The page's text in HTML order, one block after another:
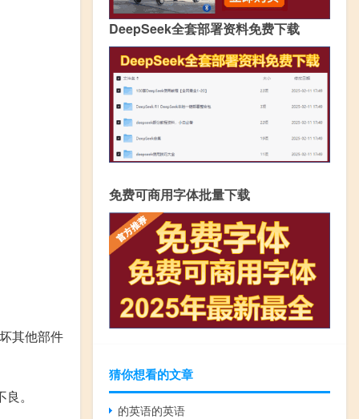
其他部件
。
DeepSeek全套部署资料免费下载
免费可商用字体批量下载
猜你想看的文章
的英语的英语